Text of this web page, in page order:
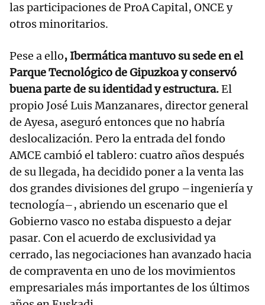
las participaciones de ProA Capital, ONCE y
otros minoritarios.
Pese a ello, Ibermática mantuvo su sede en el
Parque Tecnológico de Gipuzkoa y conservó
buena parte de su identidad y estructura.El
propio José Luis Manzanares, director general
de Ayesa, aseguró entonces que no habría
deslocalización. Pero la entrada del fondo
AMCE cambió el tablero: cuatro años después
de su llegada, ha decidido poner a la venta las
dos grandes divisiones del grupo –ingeniería y
tecnología–, abriendo un escenario que el
Gobierno vasco no estaba dispuesto a dejar
pasar. Con el acuerdo de exclusividad ya
cerrado, las negociaciones han avanzado hacia
de compraventa en uno de los movimientos
empresariales más importantes de los últimos